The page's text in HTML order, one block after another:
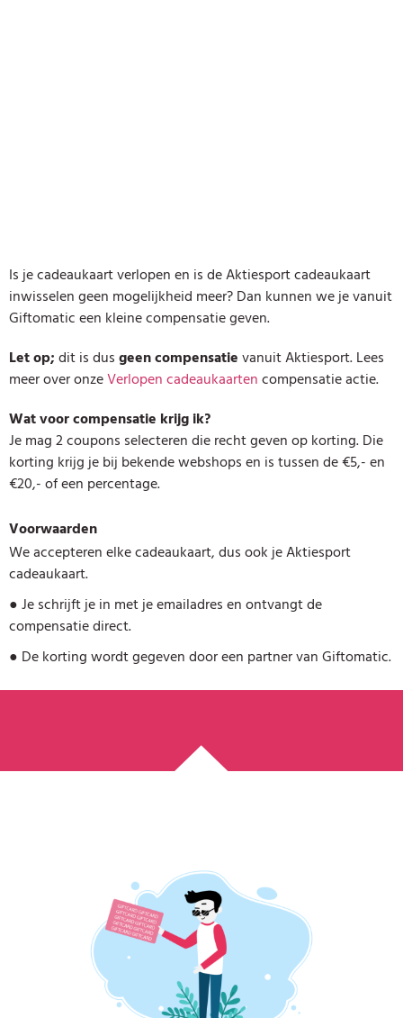
Is je cadeaukaart verlopen en is de Aktiesport cadeaukaart
inwisselen geen mogelijkheid meer? Dan kunnen we je vanuit
Giftomatic een kleine compensatie geven.
Let op;dit is dusgeen compensatievanuit Aktiesport. Lees
meer over onzeVerlopen cadeaukaartencompensatie actie.
Wat voor compensatie krijg ik?
Je mag 2 coupons selecteren die recht geven op korting. Die
korting krijg je bij bekende webshops en is tussen de €5,- en
€20,- of een percentage.
Voorwaarden
We accepteren elke cadeaukaart, dus ook je Aktiesport
cadeaukaart.
●Je schrijft je in met je emailadres en ontvangt de
compensatie direct.
● De korting wordt gegeven door een partner van Giftomatic.